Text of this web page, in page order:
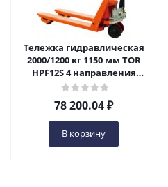
Тележка гидравлическая
2000/1200 кг 1150 мм TOR
HPF12S 4 направления
(полиуретановые колеса)
в Чебоксарах
78 200.04₽
В корзину